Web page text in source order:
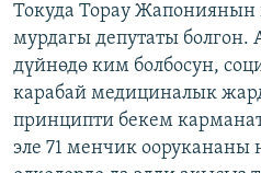
Токуда Торау
мурдагы депутаты
дүйнөдө ким болбосун,
карабай медициналык
принципти бекем
эле 71 менчик оорукананы